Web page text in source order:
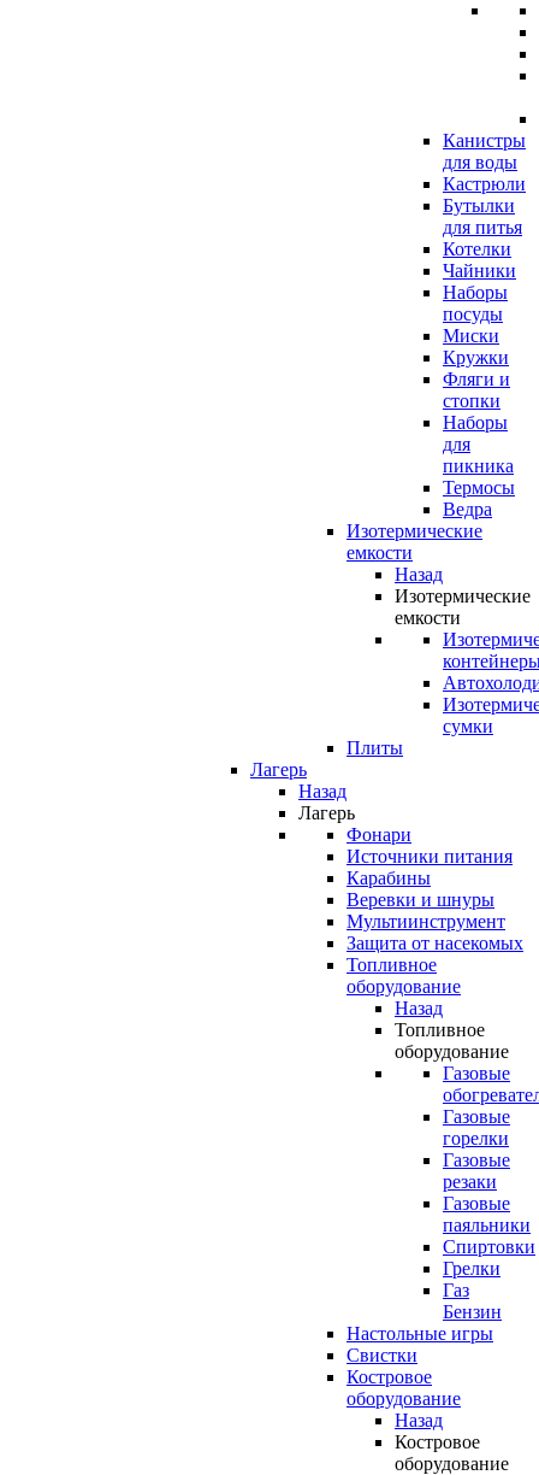
Канистры
для воды
Кастрюли
Бутылки
для питья
Котелки
Чайники
Наборы
посуды
Миски
Кружки
Фляги и
стопки
Наборы
для
пикника
Термосы
Ведра
Изотермические
емкости
Назад
Изотермические
емкости
сумки
Плиты
Лагерь
Назад
Лагерь
Фонари
Источники питания
Карабины
Веревки и шнуры
Мультиинструмент
Защита от насекомых
Топливное
оборудование
Назад
Топливное
оборудование
Газовые
Газовые
горелки
Газовые
резаки
Газовые
паяльники
Спиртовки
Грелки
Газ
Бензин
Настольные игры
Свистки
Костровое
оборудование
Назад
Костровое
оборудование